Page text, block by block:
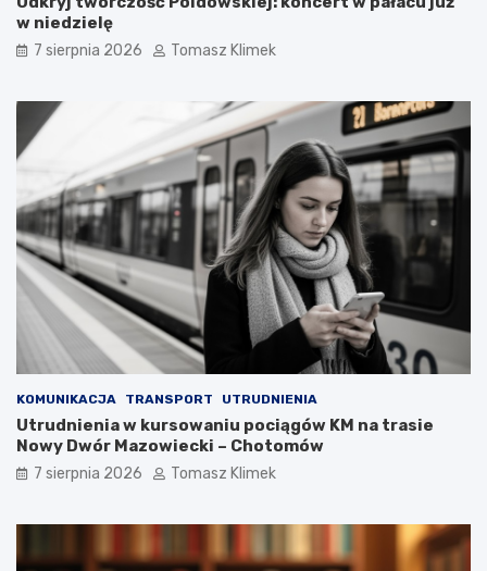
w niedzielę
7 sierpnia 2026 Tomasz Klimek
KOMUNIKACJA TRANSPORT UTRUDNIENIA
Utrudnienia w kursowaniu pociągów KM na trasie
Nowy Dwór Mazowiecki – Chotomów
7 sierpnia 2026 Tomasz Klimek